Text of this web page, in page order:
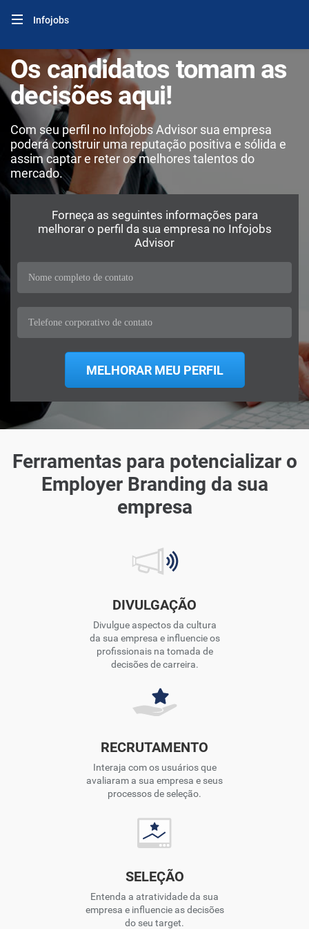
Infojobs
Os candidatos tomam as
decisões aqui!
Com seu perfil no Infojobs Advisor sua empresa
poderá construir uma reputação positiva e sólida e
assim captar e reter os melhores talentos do
mercado.
Forneça as seguintes informações para
melhorar o perfil da sua empresa no Infojobs
Advisor
Ferramentas para potencializar o
Employer Branding da sua
empresa
DIVULGAÇÃO
Divulgue aspectos da cultura
da sua empresa e influencie os
profissionais na tomada de
decisões de carreira.
RECRUTAMENTO
Interaja com os usuários que
avaliaram a sua empresa e seus
processos de seleção.
SELEÇÃO
Entenda a atratividade da sua
empresa e influencie as decisões
do seu target.